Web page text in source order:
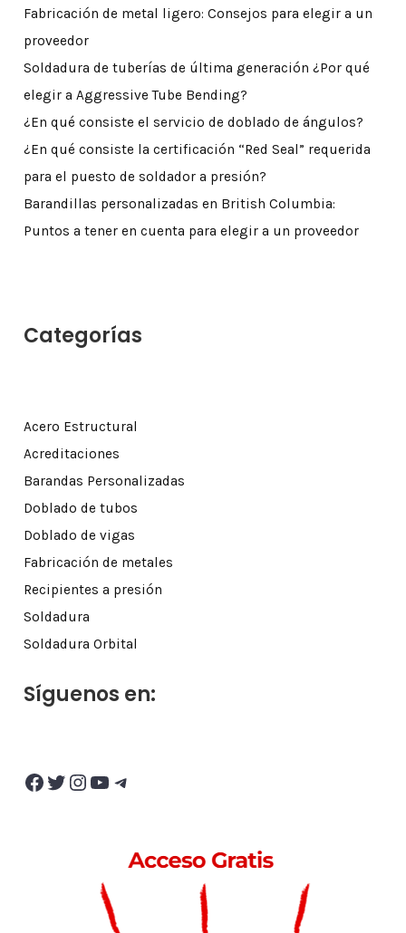
Fabricación de metal ligero: Consejos para elegir a un
proveedor
Soldadura de tuberías de última generación ¿Por qué
elegir a Aggressive Tube Bending?
¿En qué consiste el servicio de doblado de ángulos?
¿En qué consiste la certificación “Red Seal” requerida
para el puesto de soldador a presión?
Barandillas personalizadas en British Columbia:
Puntos a tener en cuenta para elegir a un proveedor
Categorías
Acero Estructural
Acreditaciones
Barandas Personalizadas
Doblado de tubos
Doblado de vigas
Fabricación de metales
Recipientes a presión
Soldadura
Soldadura Orbital
Síguenos en:
Facebook Twitter InstagramYouTube Telegram